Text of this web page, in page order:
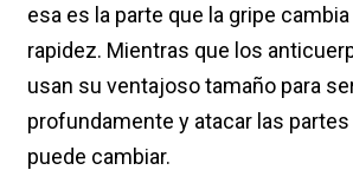
esa es la parte que la gripe
rapidez. Mientras que los
usan su ventajoso tamaño para
profundamente y atacar las
puede cambiar.